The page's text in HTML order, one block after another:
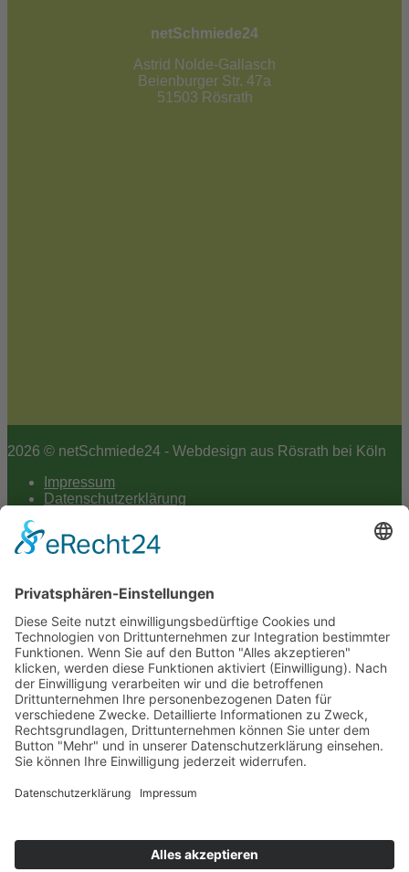
netSchmiede24
Astrid Nolde-Gallasch
Beienburger Str. 47a
51503 Rösrath
2026 © netSchmiede24 - Webdesign aus Rösrath bei Köln
Impressum
Datenschutzerklärung
Cookie-Einstellungen
to
top